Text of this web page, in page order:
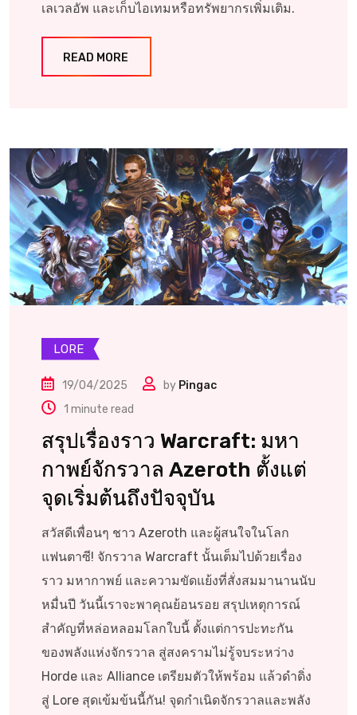
เลเวลอัพ และเก็บไอเทมหรือทรัพยากรเพิ่มเติม.
READ MORE
LORE
19/04/2025 by Pingac
1 minute read
สรุปเรื่องราว Warcraft: มหา
กาพย์จักรวาล Azeroth ตั้งแต่
จุดเริ่มต้นถึงปัจจุบัน
สวัสดีเพื่อนๆ ชาว Azeroth และผู้สนใจในโลก
แฟนตาซี! จักรวาล Warcraft นั้นเต็มไปด้วยเรื่อง
ราว มหากาพย์ และความขัดแย้งที่สั่งสมมานานนับ
หมื่นปี วันนี้เราจะพาคุณย้อนรอย สรุปเหตุการณ์
สำคัญที่หล่อหลอมโลกใบนี้ ตั้งแต่การปะทะกัน
ของพลังแห่งจักรวาล สู่สงครามไม่รู้จบระหว่าง
Horde และ Alliance เตรียมตัวให้พร้อม แล้วดำดิ่ง
สู่ Lore สุดเข้มข้นนี้กัน! จุดกำเนิดจักรวาลและพลัง